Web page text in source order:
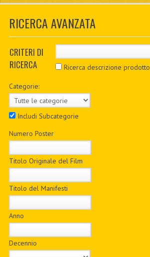
IL MIO CONTO
PDF BOOKS
CUSTOM PDF
RICERCA AVANZATA
CRITERI DI
RICERCA
Ricerca descrizione prodotto
Categorie:
Includi Subcategorie
Numero Poster
Titolo Originale del Film
Titolo del Manifesti
Anno
Decennio